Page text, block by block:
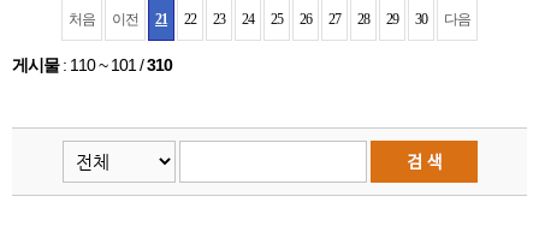
처음 이전 21 22 23 24 25 26 27 28 29 30 다음
게시물: 110 ~ 101/310